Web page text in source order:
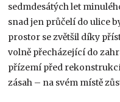
sedmdesátých let
snad jen průčelí do ulice
prostor se zvětšil díky
volně přecházející do
přízemí před
zásah – na svém místě